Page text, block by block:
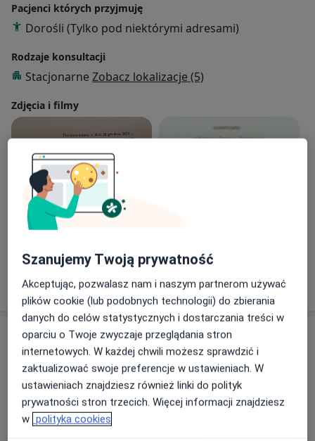
wątroby i trzustki
• Operacje bariatryczne (chirurgiczne leczenie otyłości)
przytarczyc (z wykorzystaniem neuromonitora
nerwów krtaniowych)
• Operacje piersi: pełny zakres onkoplastycznego
leczenia raka piersi, w tym zabiegi oszczędzające pierś
i pachę, rekonstrukcje piersi jednoczasowe i
• Operacje przepuklin: okolicy pachwiny (również
metodami wideoskopowymi) oraz brzusznych, w tym
pooperacyjnych
• Operacje proktologiczne (żylaki odbytu, szczeliny
odbytu, przetoki okołoodbytnicze, wypadanie
odbytnicy)
• Operacje diagnostyczne w chorobach
nowotworowych: biopsja węzła chłonnego
wartowniczego (metodą radioizotopową i
barwnikową), pobieranie wycinków narządowych -
biopsja cienkoigłowa (BAC), gruboigłowa (BAG),
mammotomiczna (VABB), usuwanie zmian skórnych
• Wszczepianie portów do chemioterapii
• Chemoembolizacja przerzutów do wątroby
Znaczną część operacji wykonujemy metodami
Pacjenci których przyjmuję
Dorośli (Tylko pod niektórymi adresami)
Rodzaje konsultacji
Stacjonarne Zobacz lokalizacje (5)
Zdjęcia i filmy
Pokaż więcejo doświadczeniu
Usługi i ceny
Konsultacja chirurgiczna
Od 500 zł Szczegóły Umów wizytę
Chirurgia bariatryczna
Szanujemy Twoją prywatność
Akceptując, pozwalasz nam i naszym partnerom używać
plików cookie (lub podobnych technologii) do zbierania
danych do celów statystycznych i dostarczania treści w
oparciu o Twoje zwyczaje przeglądania stron
internetowych. W każdej chwili możesz sprawdzić i
zaktualizować swoje preferencje w ustawieniach. W
ustawieniach znajdziesz również linki do polityk
prywatności stron trzecich. Więcej informacji znajdziesz
w polityka cookies